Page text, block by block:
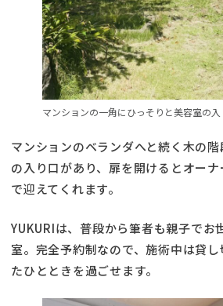
マンションの一角にひっそりと美容室の
マンションのベランダへと続く木の
の入り口があり、扉を開けるとオー
で迎えてくれます。
YUKURIは、普段から筆者も親子でお
室。完全予約制なので、施術中は貸
たひとときを過ごせます。